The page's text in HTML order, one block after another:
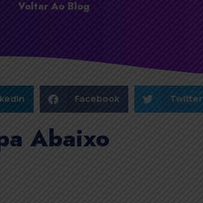
Voltar Ao Blog
Facebook Twitter
Abaixo